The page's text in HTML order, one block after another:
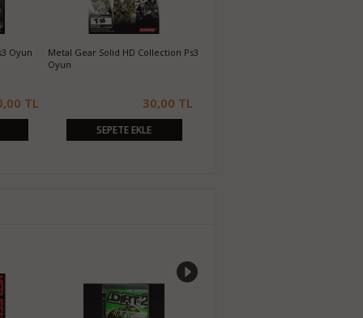
Oyun
TL
Metal Gear Solid HD Collection Ps3
Oyun
30,00 TL
SEPETE EKLE